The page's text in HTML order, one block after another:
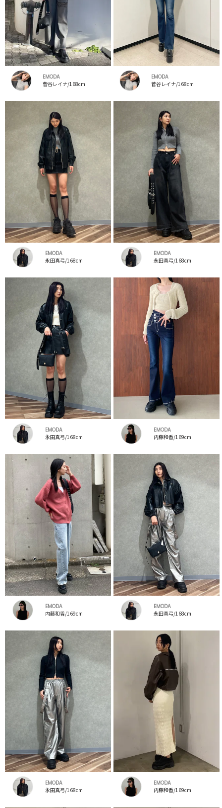
EMODA
菅谷レイナ/168cm
EMODA
菅谷レイナ/168cm
EMODA
永田真弓/168cm
EMODA
永田真弓/168cm
EMODA
永田真弓/168cm
EMODA
内藤和香/169cm
EMODA
内藤和香/169cm
EMODA
永田真弓/168cm
EMODA
永田真弓/168cm
EMODA
内藤和香/169cm